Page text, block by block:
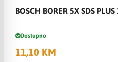
BOSCH BORER 5X SDS
Dostupno
11,10 KM